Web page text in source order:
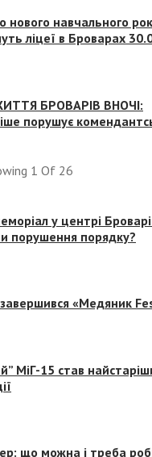
нового навчального
ліцеї в Броварах
БРОВАРІВ ВНОЧІ:
порушує
1 Of 26
у центрі
порушення порядку?
«Медяник
МіГ-15 став
що можна і треба